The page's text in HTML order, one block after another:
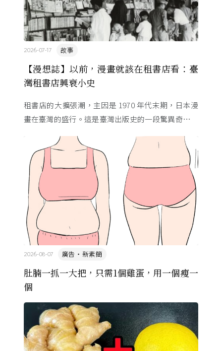
【漫想誌】以前，漫畫就該在租書店看：臺
灣租書店興衰小史
故事
2026-07-17
租書店的大擴張潮，主因是 1970 年代末期，日本漫
畫在臺灣的盛行。這是臺灣出版史的一段驚異奇航。
的協定保護 ...
肚腩一抓一大把，只需1個雞蛋，用一個瘦一
個
廣告・新素簡
2026-08-07